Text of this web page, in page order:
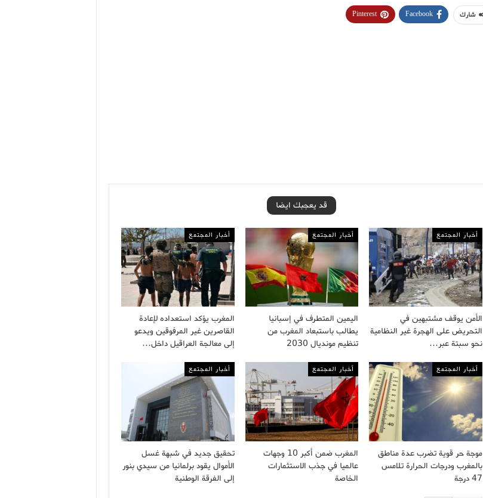
شارك Facebook
Pinterest
قد يعجبك ايضا
أخبار المجتمع
الأمن يوقف مشتبهين في
التحريض على الهجرة غير النظامية
نحو سبتة عبر…
أخبار المجتمع
اليمين المتطرف في إسبانيا
يطالب باستبعاد المغرب من
تنظيم مونديال 2030
أخبار المجتمع
المغرب يؤكد استعداده لإعادة
القاصرين غير المرفوقين ويدعو
إلى معالجة العراقيل داخل…
أخبار المجتمع
موجة حر قوية تضرب عدة مناطق
بالمغرب ودرجات الحرارة تلامس
47 درجة
أخبار المجتمع
المغرب ضمن أكبر 10 وجهات
عالميا في جذب الاستثمارات
الخاصة
أخبار المجتمع
تحقيق جديد في شبهة غسل
الأموال يقود برلمانيا من سيدي بنور
إلى الفرقة الوطنية